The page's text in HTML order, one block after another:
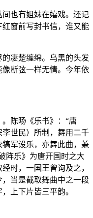
也有姐妹在嬉戏。还记
窗前写封书信，谁又能
凄楚缠绵。乌黑的头发
断弦一样无情。今年依
陈旸《乐书》：“唐
李世民）所制，舞用二千
军设乐，亦舞此曲，兼
阵乐》为唐开国时之大
时，一国王曾询及之，
当是截取舞曲中之一段
上下片皆三平韵。